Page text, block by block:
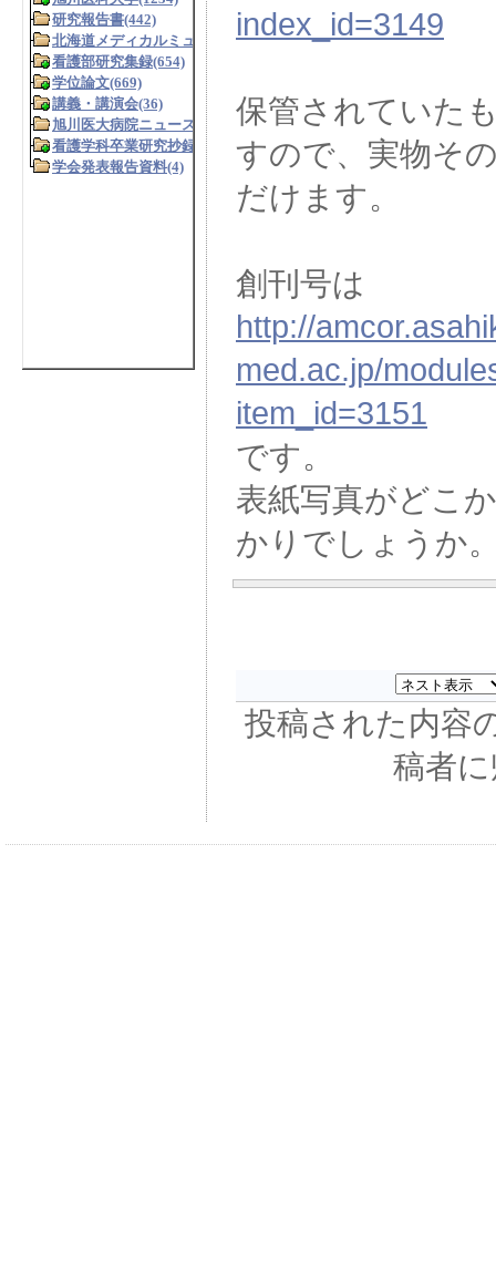
index_id=3149
保管されていた
すので、実物そ
だけます。
創刊号は
http://
med.ac.jp/
item_id=3151
です。
表紙写真がどこ
かりでしょうか
投稿された内容
稿者